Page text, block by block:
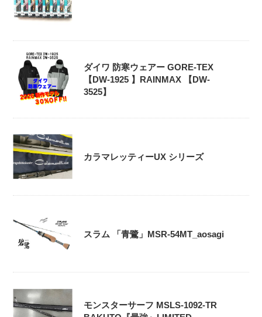
ダイワ 防寒ウェアー GORE-TEX
【DW-1925 】RAINMAX 【DW-
3525】
カラマレッティーUX シリーズ
スラム 「青鷺」MSR-54MT_aosagi
モンスターサーフ MSLS-1092-TR